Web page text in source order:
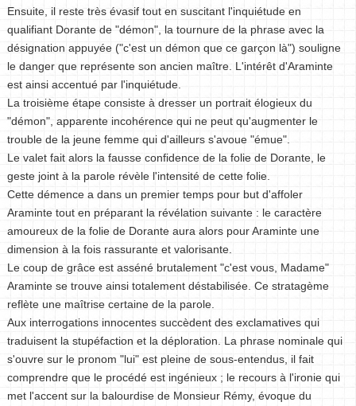
Ensuite, il reste très évasif tout en suscitant l'inquiétude en
qualifiant Dorante de "démon", la tournure de la phrase avec la
désignation appuyée ("c'est un démon que ce garçon là") souligne
le danger que représente son ancien maître. L'intérêt d'Araminte
est ainsi accentué par l'inquiétude.
La troisième étape consiste à dresser un portrait élogieux du
"démon", apparente incohérence qui ne peut qu'augmenter le
trouble de la jeune femme qui d'ailleurs s'avoue "émue".
Le valet fait alors la fausse confidence de la folie de Dorante, le
geste joint à la parole révèle l'intensité de cette folie.
Cette démence a dans un premier temps pour but d'affoler
Araminte tout en préparant la révélation suivante : le caractère
amoureux de la folie de Dorante aura alors pour Araminte une
dimension à la fois rassurante et valorisante.
Le coup de grâce est asséné brutalement "c'est vous, Madame"
Araminte se trouve ainsi totalement déstabilisée. Ce stratagème
reflète une maîtrise certaine de la parole.
Aux interrogations innocentes succèdent des exclamatives qui
traduisent la stupéfaction et la déploration. La phrase nominale qui
s'ouvre sur le pronom "lui" est pleine de sous-entendus, il fait
comprendre que le procédé est ingénieux ; le recours à l'ironie qui
met l'accent sur la balourdise de Monsieur Rémy, évoque du